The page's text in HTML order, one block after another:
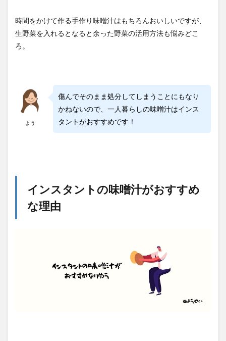
時間をかけて作る手作り味噌汁はもちろんおいしいですが、
生野菜を入れるとなると余った野菜の活用方法も悩みどこ
ろ。
よう
傷んでそのまま処分してしまうことにもなり
かねないので、一人暮らしの味噌汁はインス
タントがおすすめです！
インスタントの味噌汁がおすすめ
な理由